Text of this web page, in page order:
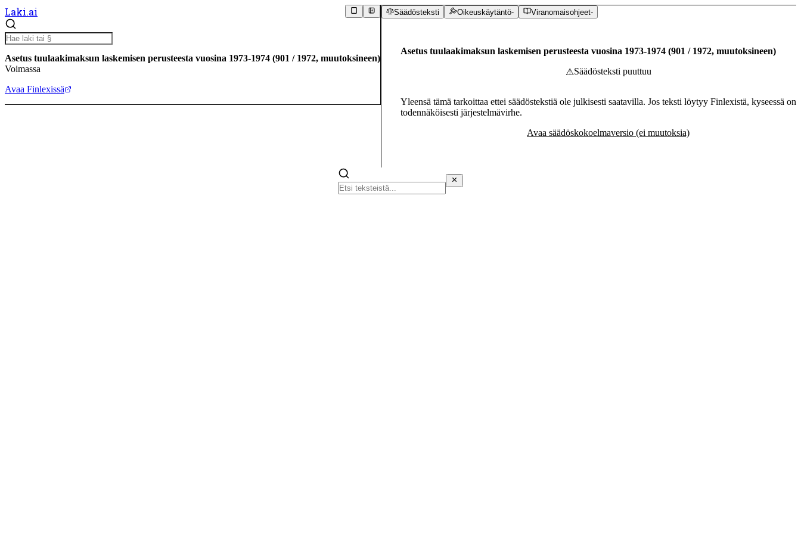
Laki.ai
Asetus tuulaakimaksun laskemisen perusteesta vuosina 1973-1974 (901 / 1972, muutoksineen)
Voimassa
Avaa Finlexissä
Säädösteksti Oikeuskäytäntö- Viranomaisohjeet-
Asetus tuulaakimaksun laskemisen perusteesta vuosina 1973-1974 (901 / 1972, muutoksineen)
⚠Säädösteksti puuttuu
Yleensä tämä tarkoittaa ettei säädöstekstiä ole julkisesti saatavilla. Jos teksti löytyy Finlexistä, kyseessä on
todennäköisesti järjestelmävirhe.
Avaa säädöskokoelmaversio (ei muutoksia)